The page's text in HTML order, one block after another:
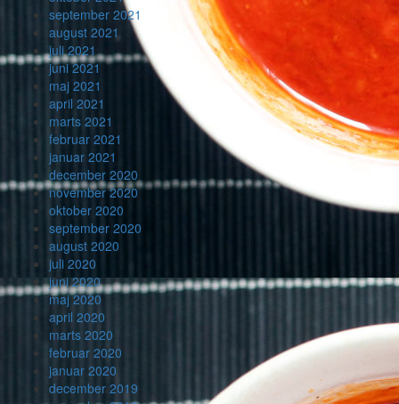
september 2021
august 2021
juli 2021
juni 2021
maj 2021
april 2021
marts 2021
februar 2021
januar 2021
december 2020
november 2020
oktober 2020
september 2020
august 2020
juli 2020
juni 2020
maj 2020
april 2020
marts 2020
februar 2020
januar 2020
december 2019